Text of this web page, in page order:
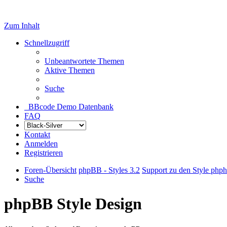
Zum Inhalt
Schnellzugriff
Unbeantwortete Themen
Aktive Themen
Suche
BBcode Demo Datenbank
FAQ
Kontakt
Anmelden
Registrieren
Foren-Übersicht phpBB - Styles 3.2 Support zu den Style
Suche
phpBB Style Design